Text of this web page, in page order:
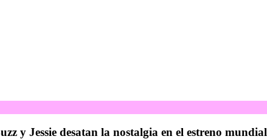
y Jessie desatan la nostalgia en el estreno mundial